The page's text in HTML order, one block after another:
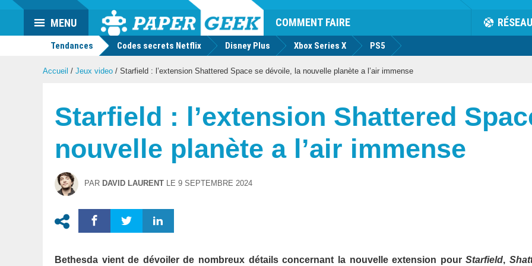
Actu
geek
COMMENT FAIRE RÉSEAU
MENU
Tendances Codes secrets Netflix Disney Plus Xbox Series X PS5
Accueil / Jeux video / Starfield : l’extension Shattered Space se dévoile, la nouvelle planète a l’air immense
Starfield : l’extension Shattered
nouvelle planète a l’air immense
PAR DAVID LAURENT LE 9 SEPTEMBRE 2024
Bethesda vient de dévoiler de nombreux détails concernant la nouvelle extension pourStarfield,